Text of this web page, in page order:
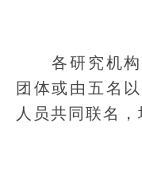
各研究机构
团体或由五名
人员共同联名，